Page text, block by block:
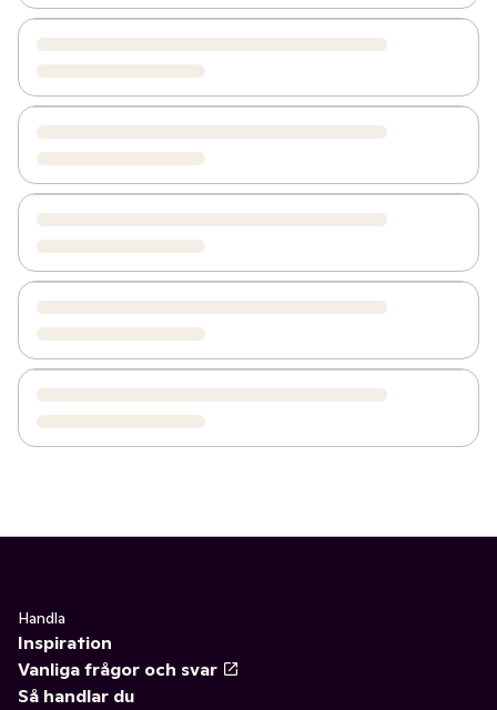
Handla
Inspiration
Vanliga frågor och svar
Så handlar du